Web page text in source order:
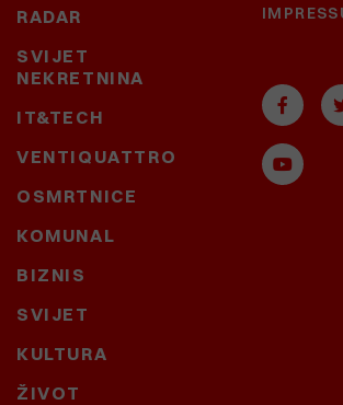
RADAR
SVIJET
NEKRETNINA
IT&TECH
VENTIQUATTRO
OSMRTNICE
KOMUNAL
BIZNIS
SVIJET
KULTURA
ŽIVOT